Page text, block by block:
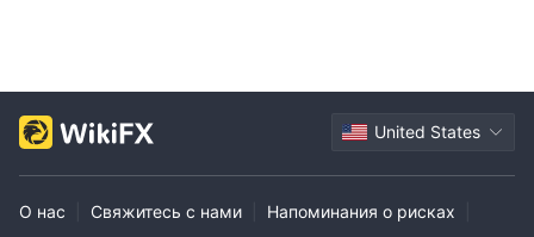
United States
О нас Свяжитесь с нами Напоминания о рисках